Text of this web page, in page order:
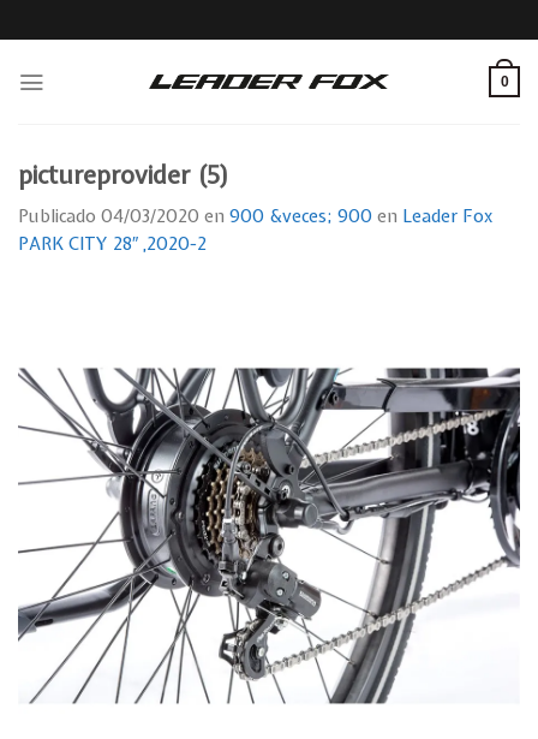
to
0
pictureprovider (5)
Publicado 04/03/2020 en 900 &veces; 900 en Leader Fox
PARK CITY 28″ ,2020-2